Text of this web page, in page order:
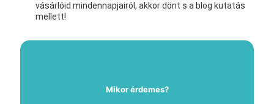
vásárlóid mindennapjairól, akkor dönt s a blog kutatás
mellett!
Mikor érdemes?